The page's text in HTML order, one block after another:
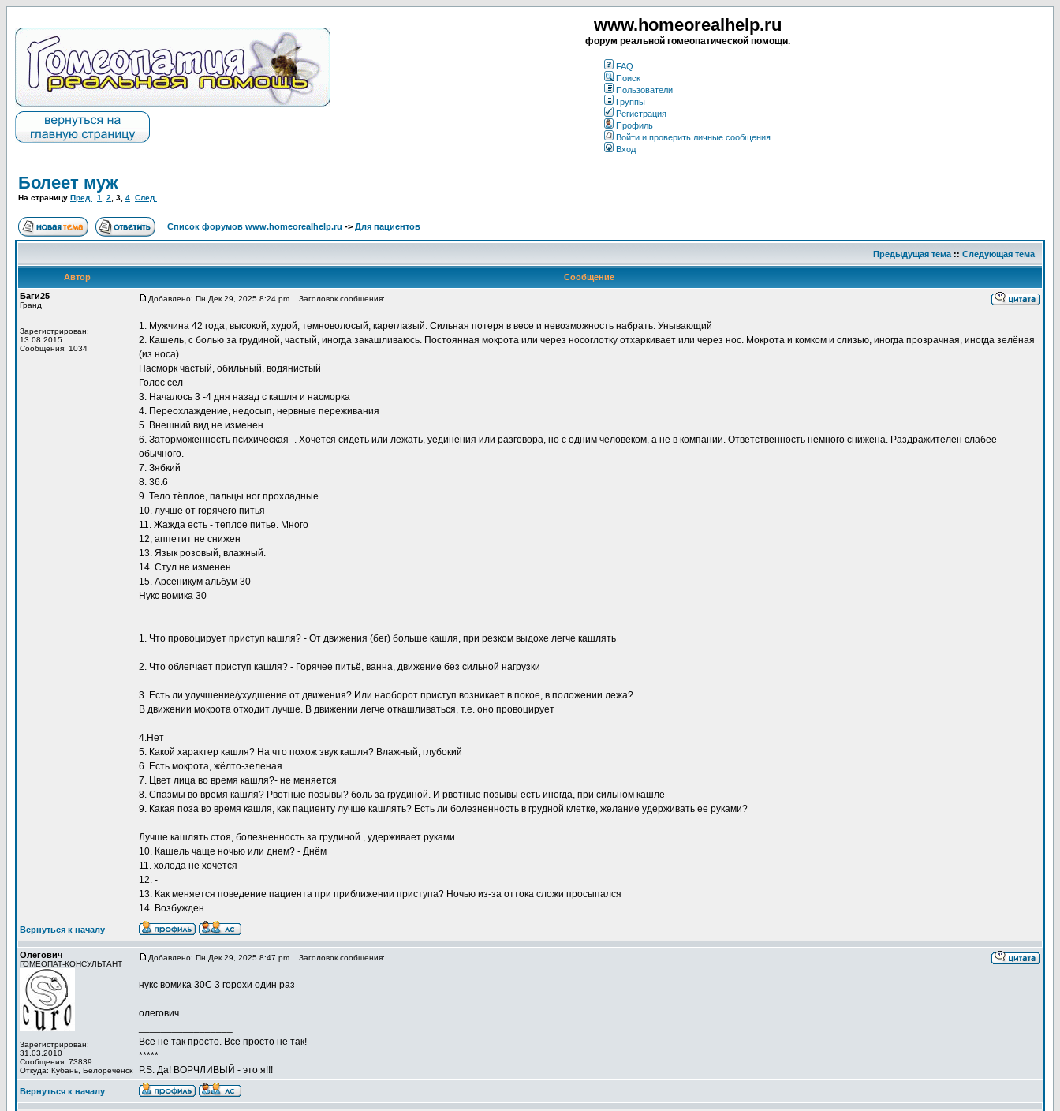
www.homeorealhelp.ru
форум реальной гомеопатической помощи.
FAQ
Поиск
Пользователи
Группы
Регистрация
Профиль
Войти и проверить личные сообщения
Вход
Болеет муж
На страницу Пред. 1 2 3 4 След.
Список форумов www.homeorealhelp.ru -> Для пациентов
Предыдущая тема :: Следующая тема
Автор
Сообщение
Баги25
Гранд
Зарегистрирован:
13.08.2015
Сообщения: 1034
Добавлено: Пн Дек 29, 2025 8:24 pm Заголовок сообщения:
1. Мужчина 42 года, высокой, худой, темноволосый, кареглазый. Сильная потеря в весе и невозможность набрать. Унывающий
2. Кашель, с болью за грудиной, частый, иногда закашливаюсь. Постоянная мокрота или через носоглотку отхаркивает или через нос. Мокрота и комком и слизью, иногда прозрачная, иногда зелёная
(из носа).
Насморк частый, обильный, водянистый
Голос сел
3. Началось 3 -4 дня назад с кашля и насморка
4. Переохлаждение, недосып, нервные переживания
5. Внешний вид не изменен
6. Заторможенность психическая -. Хочется сидеть или лежать, уединения или разговора, но с одним человеком, а не в компании. Ответственность немного снижена. Раздражителен слабее
обычного.
7. Зябкий
8. 36.6
9. Тело тёплое, пальцы ног прохладные
10. лучше от горячего питья
11. Жажда есть - теплое питье. Много
12, аппетит не снижен
13. Язык розовый, влажный.
14. Стул не изменен
15. Арсеникум альбум 30
Нукс вомика 30
1. Что провоцирует приступ кашля? - От движения (бег) больше кашля, при резком выдохе легче кашлять
2. Что облегчает приступ кашля? - Горячее питьё, ванна, движение без сильной нагрузки
3. Есть ли улучшение/ухудшение от движения? Или наоборот приступ возникает в покое, в положении лежа?
В движении мокрота отходит лучше. В движении легче откашливаться, т.е. оно провоцирует
4.Нет
5. Какой характер кашля? На что похож звук кашля? Влажный, глубокий
6. Есть мокрота, жёлто-зеленая
7. Цвет лица во время кашля?- не меняется
8. Спазмы во время кашля? Рвотные позывы? боль за грудиной. И рвотные позывы есть иногда, при сильном кашле
9. Какая поза во время кашля, как пациенту лучше кашлять? Есть ли болезненность в грудной клетке, желание удерживать ее руками?
Лучше кашлять стоя, болезненность за грудиной , удерживает руками
10. Кашель чаще ночью или днем? - Днём
11. холода не хочется
12. -
13. Как меняется поведение пациента при приближении приступа? Ночью из-за оттока сложи просыпался
14. Возбужден
Вернуться к началу
Олегович
ГОМЕОПАТ-КОНСУЛЬТАНТ
Зарегистрирован:
31.03.2010
Сообщения: 73839
Откуда: Кубань, Белореченск
Добавлено: Пн Дек 29, 2025 8:47 pm Заголовок сообщения:
нукс вомика 30С 3 горохи один раз
олегович
Все не так просто. Все просто не так!
*****
P.S. Да! ВОРЧЛИВЫЙ - это я!!!
Вернуться к началу